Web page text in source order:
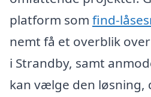
platform som find-
nemt få et overblik
i Strandby, samt
kan vælge den løsning,